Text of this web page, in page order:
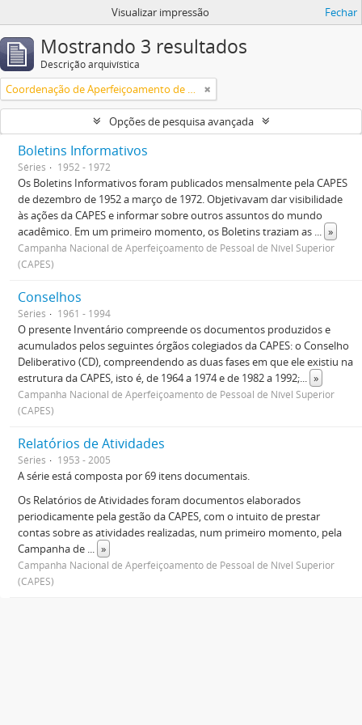
Visualizar impressão Fechar
Mostrando 3 resultados
Descrição arquivística
Coordenação de Aperfeiçoamento de Pessoal de Nível Superior (CAPES)
Opções de pesquisa avançada
Boletins Informativos
Séries 1952 - 1972
Os Boletins Informativos foram publicados mensalmente pela CAPES
de dezembro de 1952 a março de 1972. Objetivavam dar visibilidade
às ações da CAPES e informar sobre outros assuntos do mundo
acadêmico. Em um primeiro momento, os Boletins traziam as ... »
Campanha Nacional de Aperfeiçoamento de Pessoal de Nível Superior
(CAPES)
Conselhos
Séries 1961 - 1994
O presente Inventário compreende os documentos produzidos e
acumulados pelos seguintes órgãos colegiados da CAPES: o Conselho
Deliberativo (CD), compreendendo as duas fases em que ele existiu na
estrutura da CAPES, isto é, de 1964 a 1974 e de 1982 a 1992;... »
Campanha Nacional de Aperfeiçoamento de Pessoal de Nível Superior
(CAPES)
Relatórios de Atividades
Séries 1953 - 2005
A série está composta por 69 itens documentais.
Os Relatórios de Atividades foram documentos elaborados
periodicamente pela gestão da CAPES, com o intuito de prestar
contas sobre as atividades realizadas, num primeiro momento, pela
Campanha de ... »
Campanha Nacional de Aperfeiçoamento de Pessoal de Nível Superior
(CAPES)